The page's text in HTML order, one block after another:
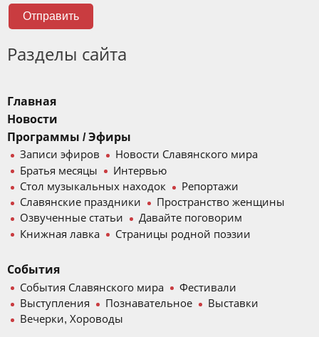
Отправить
Разделы сайта
Главная
Новости
Программы / Эфиры
Записи эфиров
Новости Славянского мира
Братья месяцы
Интервью
Стол музыкальных находок
Репортажи
Славянские праздники
Пространство женщины
Озвученные статьи
Давайте поговорим
Книжная лавка
Страницы родной поэзии
События
События Славянского мира
Фестивали
Выступления
Познавательное
Выставки
Вечерки, Хороводы